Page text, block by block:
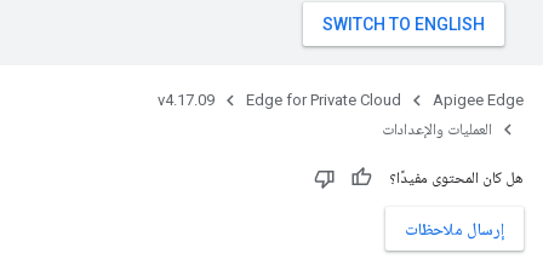
Apigee Edge
Edge for Private Cloud
v4.17.09
العمليات والإعدادات
هل كان المحتوى مفيدًا؟
إرسال ملاحظات